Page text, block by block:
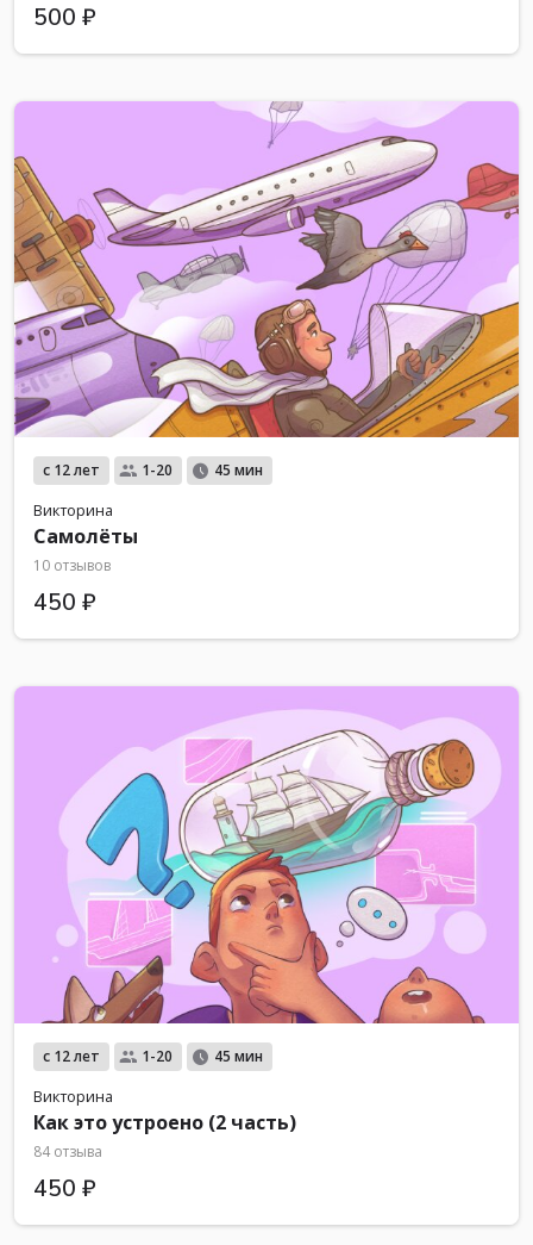
500 ₽
с 12 лет 1-20 45 мин
Викторина
Самолёты
10 отзывов
450 ₽
с 12 лет 1-20 45 мин
Викторина
Как это устроено (2 часть)
84 отзыва
450 ₽